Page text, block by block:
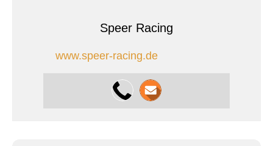
Speer Racing
www.speer-racing.de